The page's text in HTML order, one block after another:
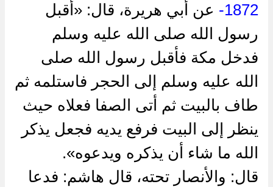
1872-
عن أبي هريرة، قال: «أقبل
رسول الله صلى الله عليه وسلم
فدخل مكة فأقبل رسول الله صلى
الله عليه وسلم إلى الحجر فاستلمه ثم
طاف بالبيت ثم أتى الصفا فعلاه حيث
ينظر إلى البيت فرفع يديه فجعل يذكر
الله ما شاء أن يذكره ويدعوه».
قال: والأنصار تحته، قال هاشم: فدعا